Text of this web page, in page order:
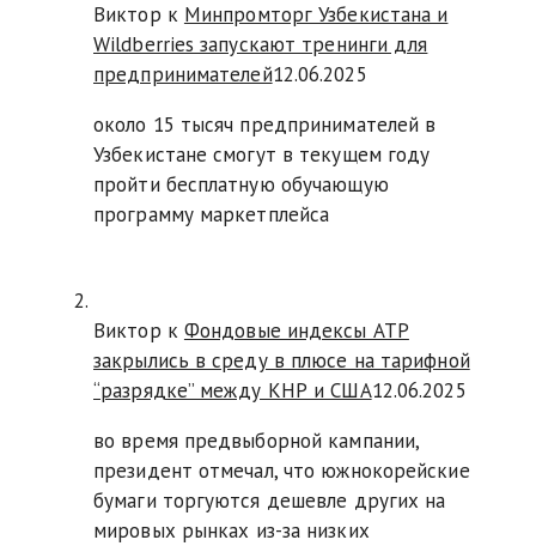
Виктор к Минпромторг Узбекистана и
Wildberries запускают тренинги для
предпринимателей12.06.2025
около 15 тысяч предпринимателей в
Узбекистане смогут в текущем году
пройти бесплатную обучающую
программу маркетплейса
Виктор к Фондовые индексы АТР
закрылись в среду в плюсе на тарифной
“разрядке” между КНР и США12.06.2025
во время предвыборной кампании,
президент отмечал, что южнокорейские
бумаги торгуются дешевле других на
мировых рынках из-за низких